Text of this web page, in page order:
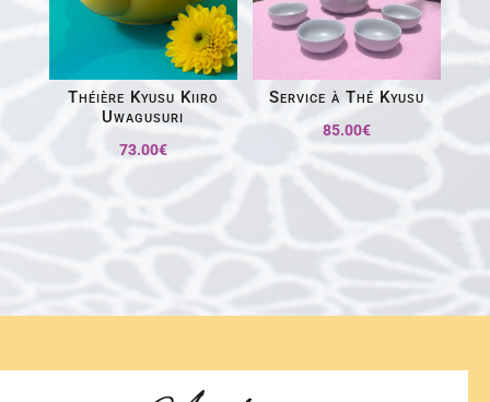
Théière Kyusu Kiiro
Uwagusuri
73.00€
Service à Thé Kyusu
85.00€